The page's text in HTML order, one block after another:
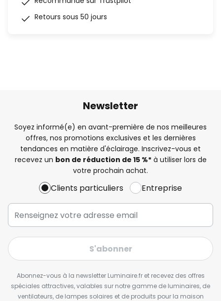
Retours sous 50 jours
Newsletter
Soyez informé(e) en avant-première de nos meilleures
offres, nos promotions exclusives et les dernières
tendances en matière d'éclairage. Inscrivez-vous et
recevez un bon de réduction de 15 %*à utiliser lors de
votre prochain achat.
Clients particuliers Entreprise
S'abonner
Abonnez-vous à la newsletter Luminaire.fr et recevez des offres
spéciales attractives, valables sur notre gamme de luminaires, de
ventilateurs, de lampes solaires et de produits pour la maison